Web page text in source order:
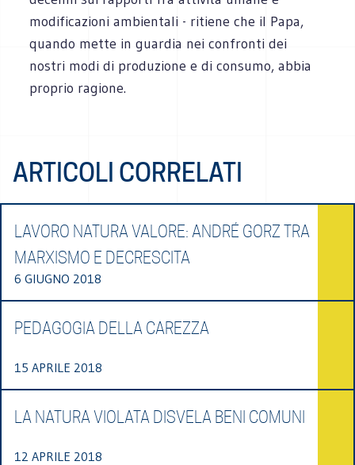
modificazioni ambientali - ritiene che il Papa,
quando mette in guardia nei confronti dei
nostri modi di produzione e di consumo, abbia
proprio ragione.
ARTICOLI CORRELATI
LAVORO NATURA VALORE: ANDRÉ GORZ TRA
MARXISMO E DECRESCITA
6 GIUGNO 2018
PEDAGOGIA DELLA CAREZZA
15 APRILE 2018
LA NATURA VIOLATA DISVELA BENI COMUNI
12 APRILE 2018